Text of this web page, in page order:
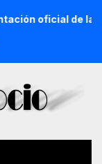
oficial de la